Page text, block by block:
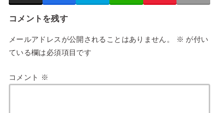
コメントを残す
メールアドレスが公開されることはありません。 ※ が付い
ている欄は必須項目です
コメント ※